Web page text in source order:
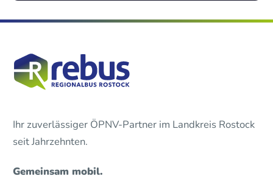
Ihr zuverlässiger ÖPNV-Partner im Landkreis Rostock
seit Jahrzehnten.
Gemeinsam mobil.